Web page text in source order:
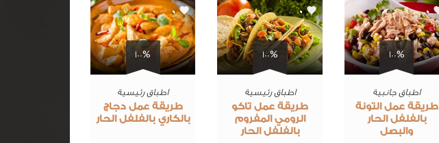
100%
0
اطباق جانبية
طريقة عمل التونة
بالفلفل الحار
والبصل
100%
0
اطباق رئيسية
طريقة عمل تاكو
الرومي المفروم
بالفلفل الحار
100%
0
اطباق رئيسية
طريقة عمل دجاج
بالكاري بالفلفل الحار